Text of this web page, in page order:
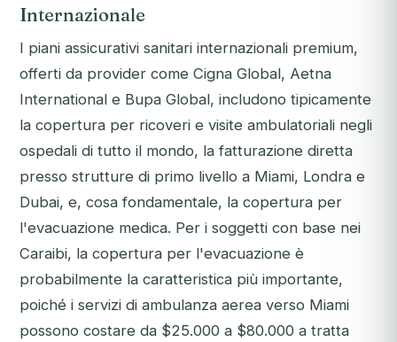
Internazionale
I piani assicurativi sanitari internazionali premium,
offerti da provider come Cigna Global, Aetna
International e Bupa Global, includono tipicamente
la copertura per ricoveri e visite ambulatoriali negli
ospedali di tutto il mondo, la fatturazione diretta
presso strutture di primo livello a Miami, Londra e
Dubai, e, cosa fondamentale, la copertura per
l'evacuazione medica. Per i soggetti con base nei
Caraibi, la copertura per l'evacuazione è
probabilmente la caratteristica più importante,
poiché i servizi di ambulanza aerea verso Miami
possono costare da $25.000 a $80.000 a tratta